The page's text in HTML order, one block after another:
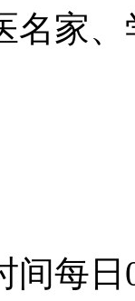
名家
间每日